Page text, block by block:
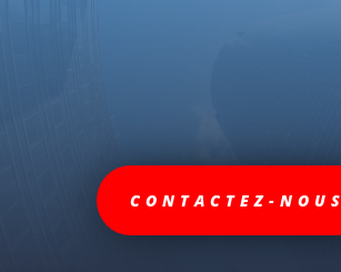
CONTACTEZ-NOUS